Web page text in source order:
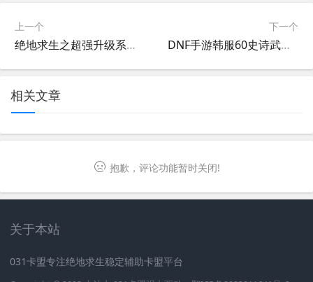
上一个
绝地求生之超强升级系统小说-绝地求生之超强升级系统小说全文阅读
下一个
DNF手游韩服60史诗武器图鉴全解析-DNF手游韩服60级史诗武器获取与属性详解
相关文章
抱歉，评论功能暂时关闭!
关于本站
031卡盟专注绝地求生稳定辅助卡盟平台